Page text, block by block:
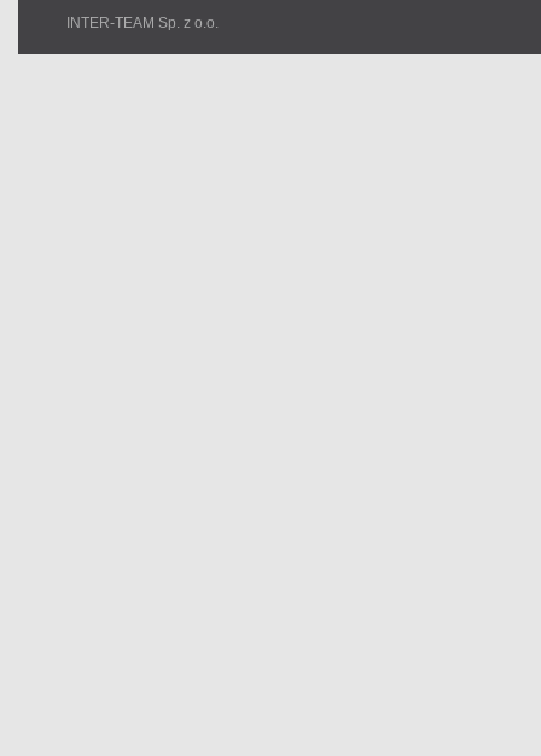
INTER-TEAM Sp. z o.o.